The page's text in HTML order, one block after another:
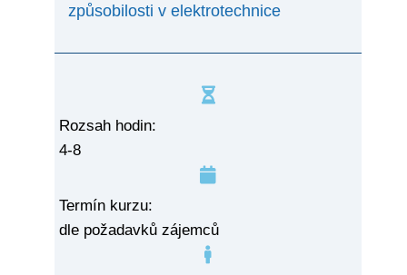
způsobilosti v elektrotechnice
Rozsah hodin:
4-8
Termín kurzu:​
dle požadavků zájemců